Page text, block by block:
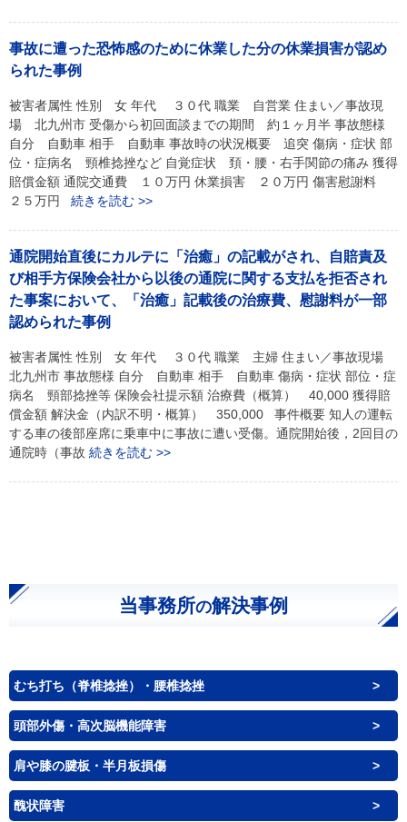
事故に遭った恐怖感のために休業した分の休業損害が認め
られた事例
被害者属性 性別 女 年代 ３０代 職業 自営業 住まい／事故現
場 北九州市 受傷から初回面談までの期間 約１ヶ月半 事故態様
自分 自動車 相手 自動車 事故時の状況概要 追突 傷病・症状 部
位・症病名 頸椎捻挫など 自覚症状 頚・腰・右手関節の痛み 獲得
賠償金額 通院交通費 １０万円 休業損害 ２０万円 傷害慰謝料
２５万円 続きを読む >>
通院開始直後にカルテに「治癒」の記載がされ、自賠責及
び相手方保険会社から以後の通院に関する支払を拒否され
た事案において、「治癒」記載後の治療費、慰謝料が一部
認められた事例
被害者属性 性別 女 年代 ３０代 職業 主婦 住まい／事故現場
北九州市 事故態様 自分 自動車 相手 自動車 傷病・症状 部位・症
病名 頸部捻挫等 保険会社提示額 治療費（概算） 40,000 獲得賠
償金額 解決金（内訳不明・概算） 350,000 事件概要 知人の運転
する車の後部座席に乗車中に事故に遭い受傷。通院開始後，2回目の
通院時（事故 続きを読む >>
当事務所の解決事例
むち打ち（脊椎捻挫）・腰椎捻挫
頭部外傷・高次脳機能障害
肩や膝の腱板・半月板損傷
醜状障害